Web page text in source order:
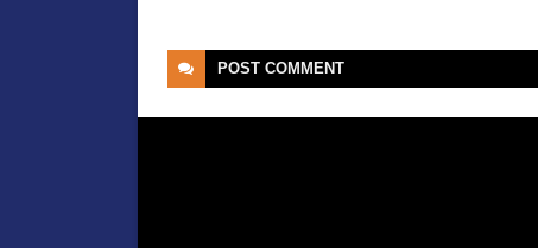
POST COMMENT